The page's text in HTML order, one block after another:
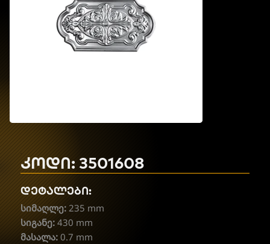
კოდი: 3501608
დეტალები:
სიმაღლე: 235 mm
სიგანე: 430 mm
მასალა: 0.7 mm